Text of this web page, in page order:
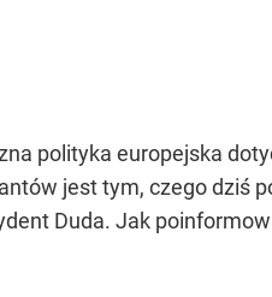
polityka europejska
jest tym, czego dziś
Duda. Jak